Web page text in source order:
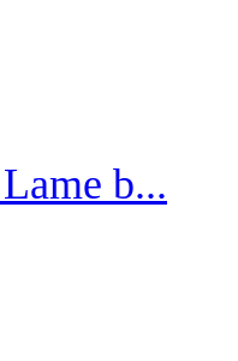
b...